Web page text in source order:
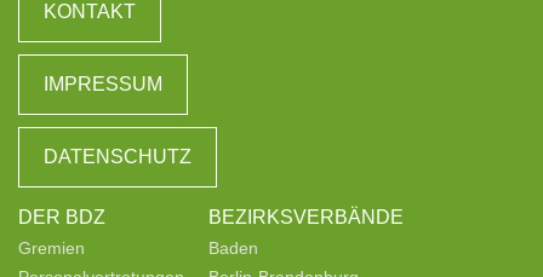
KONTAKT
IMPRESSUM
DATENSCHUTZ
DER BDZ
Gremien
BEZIRKSVERBÄNDE
Baden